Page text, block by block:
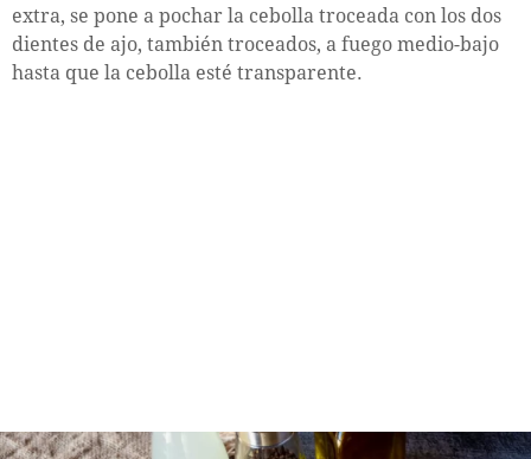
extra, se pone a pochar la cebolla troceada con los dos
dientes de ajo, también troceados, a fuego medio-bajo
hasta que la cebolla esté transparente.